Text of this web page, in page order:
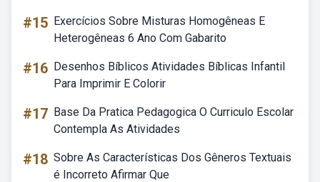
#15 Exercícios Sobre Misturas Homogêneas E
Heterogêneas 6 Ano Com Gabarito
#16 Desenhos Bíblicos Atividades Bíblicas Infantil
Para Imprimir E Colorir
#17 Base Da Pratica Pedagogica O Curriculo Escolar
Contempla As Atividades
#18 Sobre As Características Dos Gêneros Textuais
é Incorreto Afirmar Que